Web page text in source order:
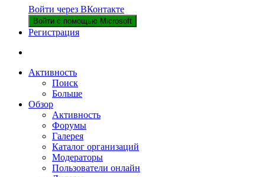
Войти через ВКонтакте
Войти с помощью Microsoft
Регистрация
Активность
Поиск
Больше
Обзор
Активность
Форумы
Галерея
Каталог организаций
Модераторы
Пользователи онлайн